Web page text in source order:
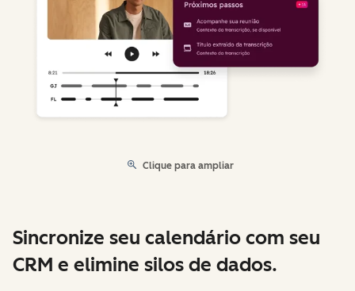
Clique para ampliar
Sincronize seu calendário com seu
CRM e elimine silos de dados.